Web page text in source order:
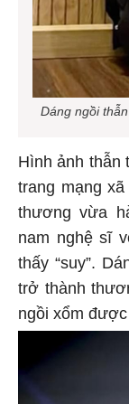
Dáng ngồi
Hình ảnh thẫn
trang mạng
thương vừa
nam nghệ sĩ
thấy “suy”.
trở thành
ngồi xổm